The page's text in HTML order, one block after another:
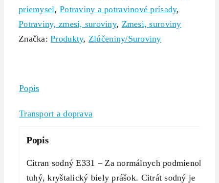
priemysel, Potraviny a potravinové prísady,
Potraviny, zmesi, suroviny, Zmesi, suroviny
Značka:Produkty, Zlúčeniny/Suroviny
Popis
Transport a doprava
Popis
Citran sodný E331 – Za normálnych podmienok
tuhý, kryštalický biely prášok. Citrát sodný je